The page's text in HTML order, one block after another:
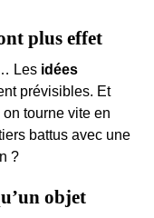
plus effet
Les idées
prévisibles. Et
tourne vite en
battus avec une
?
objet